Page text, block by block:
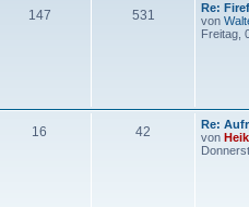
147 531
Re:
von
Freitag,
16 42
Re:
von